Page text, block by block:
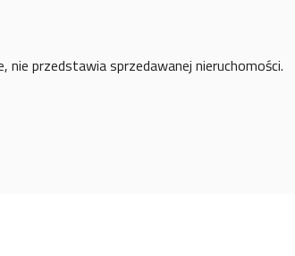
nie przedstawia sprzedawanej nieruchomości.